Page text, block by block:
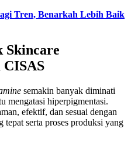
Tren, Benarkah Lebih Baik
Skincare
CISAS
semakin banyak diminati
mengatasi hiperpigmentasi.
efektif, dan sesuai dengan
serta proses produksi yang